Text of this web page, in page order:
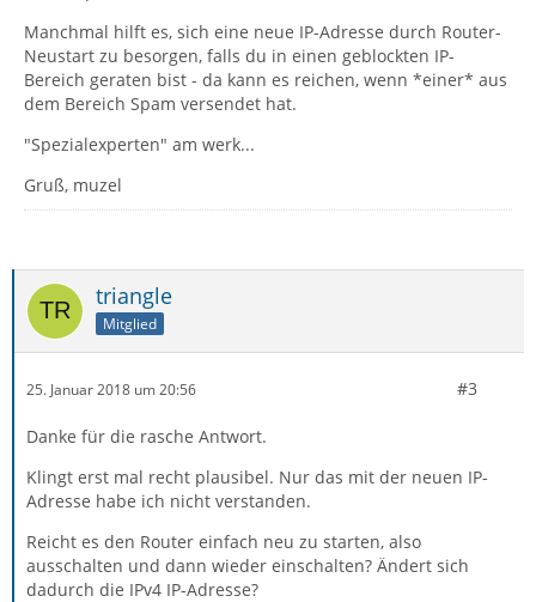
Manchmal hilft es, sich eine neue IP-Adresse durch Router-
Neustart zu besorgen, falls du in einen geblockten IP-
Bereich geraten bist - da kann es reichen, wenn *einer* aus
dem Bereich Spam versendet hat.
"Spezialexperten" am werk...
Gruß, muzel
triangle
Mitglied
25. Januar 2018 um 20:56 #3
Danke für die rasche Antwort.
Klingt erst mal recht plausibel. Nur das mit der neuen IP-
Adresse habe ich nicht verstanden.
Reicht es den Router einfach neu zu starten, also
ausschalten und dann wieder einschalten? Ändert sich
dadurch die IPv4 IP-Adresse?